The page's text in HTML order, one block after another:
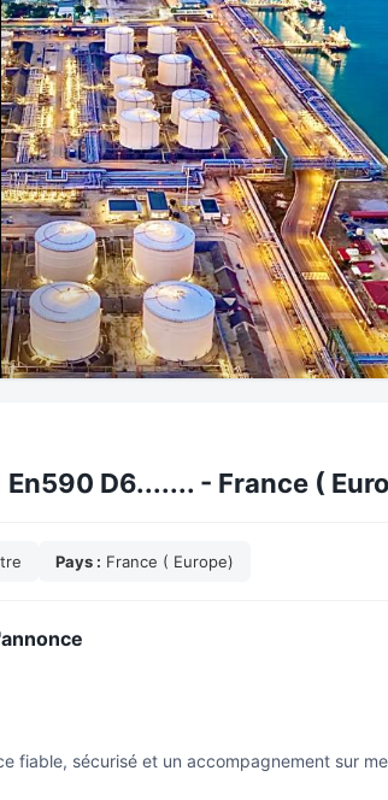
En590 D6....... - France (
Pays : France ( Europe)
fiable, sécurisé et un accompagnement sur